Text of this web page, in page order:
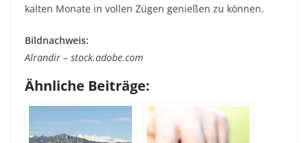
kalten Monate in vollen Zügen genießen zu können.
Bildnachweis:
Alrandir – stock.adobe.com
Ähnliche Beiträge: